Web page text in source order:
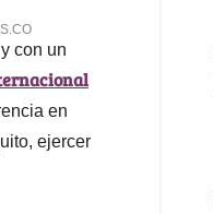
con un
en
ejercer